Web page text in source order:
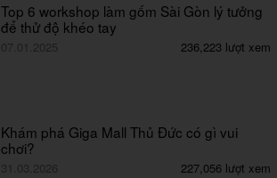
Top 6 workshop làm gốm Sài Gòn lý tưởng
để thử độ khéo tay
07.01.2025 236,223 lượt xem
Khám phá Giga Mall Thủ Đức có gì vui
chơi?
31.03.2026 227,056 lượt xem